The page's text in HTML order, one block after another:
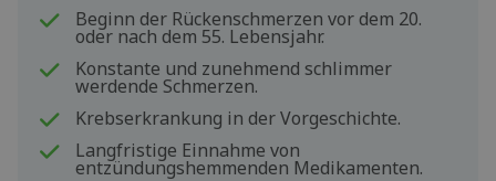
Beginn der Rückenschmerzen vor dem 20.
oder nach dem 55. Lebensjahr.
Konstante und zunehmend schlimmer
werdende Schmerzen.
Krebserkrankung in der Vorgeschichte.
Langfristige Einnahme von
entzündungshemmenden Medikamenten.